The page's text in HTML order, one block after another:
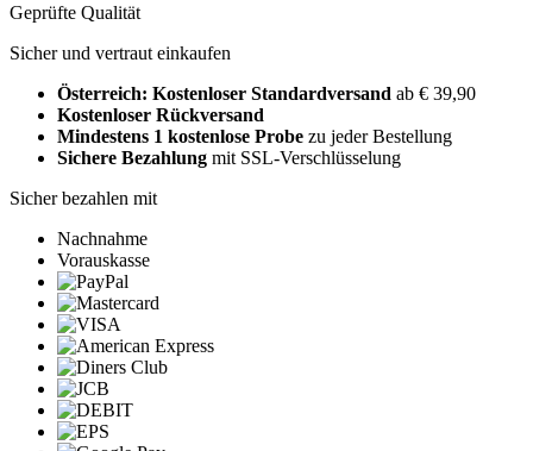
Geprüfte Qualität
Sicher und vertraut einkaufen
Österreich: Kostenloser Standardversand ab € 39,90
Kostenloser Rückversand
Mindestens 1 kostenlose Probe zu jeder Bestellung
Sichere Bezahlung mit SSL-Verschlüsselung
Sicher bezahlen mit
Nachnahme
Vorauskasse